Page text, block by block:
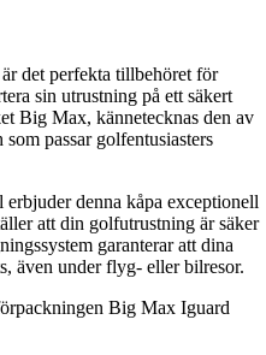
det perfekta tillbehöret för
sin utrustning på ett säkert
Big Max, kännetecknas den av
passar golfentusiasters
denna kåpa exceptionell
att din golfutrustning är säker
garanterar att dina
även under flyg- eller bilresor.
Big Max Iguard